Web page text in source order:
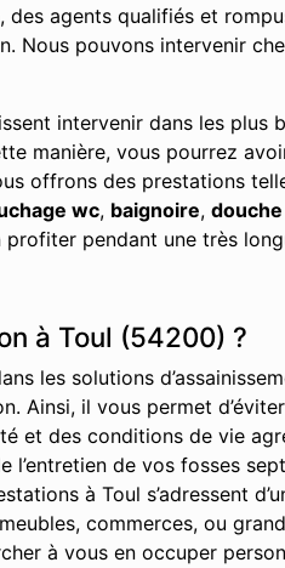
agents qualifiés et
Nous pouvons intervenir
intervenir dans les
manière, vous pourrez
offrons des prestations
wc, baignoire, douche
pendant une très
à Toul (54200) ?
les solutions
il vous permet
et des conditions de vie
de vos fosses
à Toul s’adressent
commerces, ou
à vous en occuper